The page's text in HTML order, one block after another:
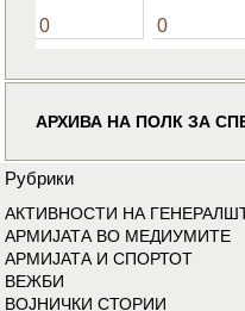
0 0
АРХИВА НА ПОЛК ЗА
Рубрики
АКТИВНОСТИ НА
АРМИЈАТА ВО МЕДИУМИТЕ
АРМИЈАТА И СПОРТОТ
ВЕЖБИ
ВОЈНИЧКИ СТОРИИ